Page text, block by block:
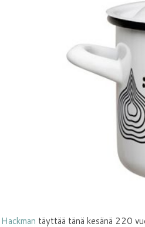
Hackman täyttää tänä kesänä 220